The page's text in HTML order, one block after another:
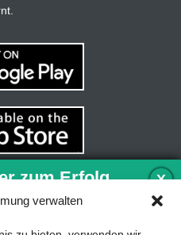
verwalten
X
zum Erfolg